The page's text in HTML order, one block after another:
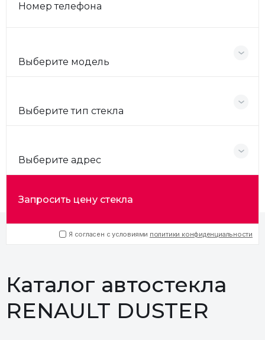
Номер телефона
Выберите модель
Выберите тип стекла
Выберите адрес
Запросить цену стекла
Я согласен с условиями политики конфиденциальности
Каталог автостекла
RENAULT DUSTER